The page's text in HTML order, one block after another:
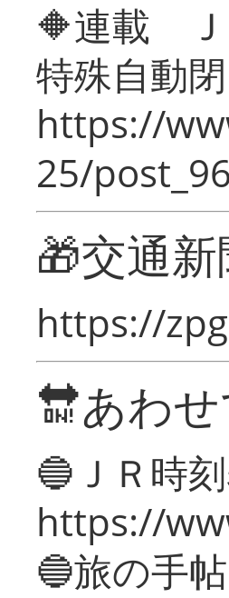
🔶連載 Ｊ
特殊自動
https://
25/
🎁交通
https://
🔛あわ
🔵ＪＲ時
https://
🔵旅の手帖